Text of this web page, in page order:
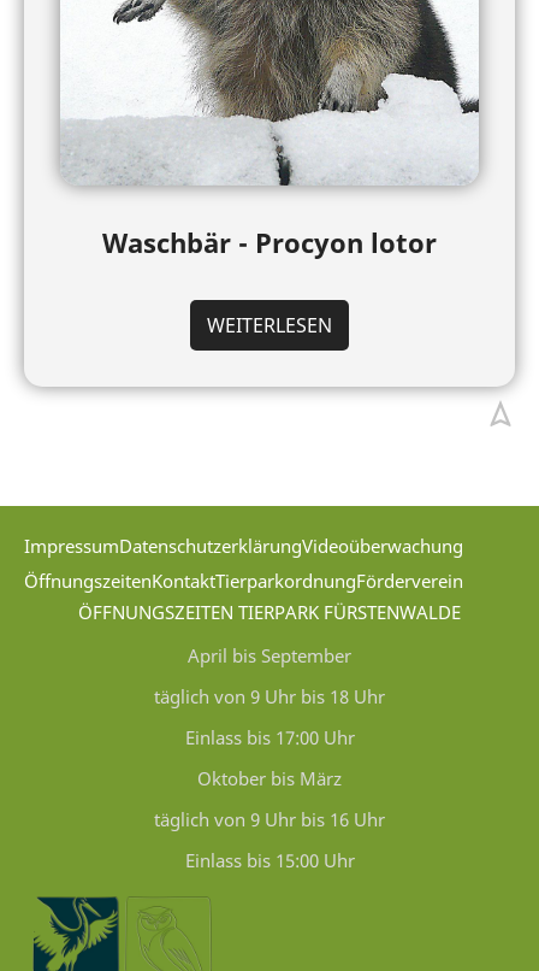
Waschbär - Procyon lotor
WEITERLESEN
ImpressumDatenschutzerklärungVideoüberwachung
ÖffnungszeitenKontaktTierparkordnungFörderverein
ÖFFNUNGSZEITEN TIERPARK FÜRSTENWALDE
April bis September
täglich von 9 Uhr bis 18 Uhr
Einlass bis 17:00 Uhr
Oktober bis März
täglich von 9 Uhr bis 16 Uhr
Einlass bis 15:00 Uhr